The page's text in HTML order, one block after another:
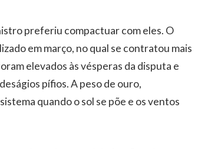
preferiu compactuar com eles. O
em março, no qual se contratou mais
elevados às vésperas da disputa e
pífios. A peso de ouro,
quando o sol se põe e os ventos